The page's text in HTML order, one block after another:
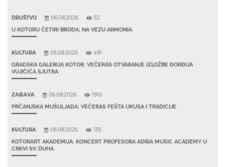
DRUŠTVO 06.08.2026 52
U KOTORU ČETIRI BRODA; NA VEZU ARMONIA
KULTURA 06.08.2026 491
GRADSKA GALERIJA KOTOR: VEČERAS OTVARANJE IZLOŽBE ĐORĐIJA
VUJIČIĆA SJUTRA
ZABAVA 06.08.2026 1910
PRČANJSKA MUŠULJADA: VEČERAS FEŠTA UKUSA I TRADICIJE
KULTURA 06.08.2026 135
KOTORART AKADEMIJA: KONCERT PROFESORA ADRIA MUSIC ACADEMY U
CRKVI SV. DUHA